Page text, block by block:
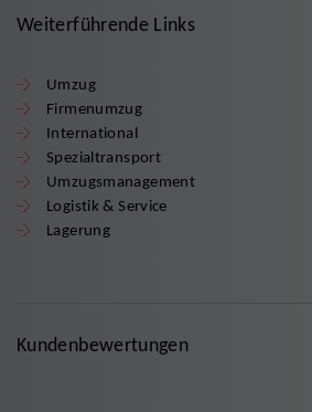
Weiterführende Links
Umzug
Firmenumzug
International
Spezialtransport
Umzugsmanagement
Logistik & Service
Lagerung
Kundenbewertungen